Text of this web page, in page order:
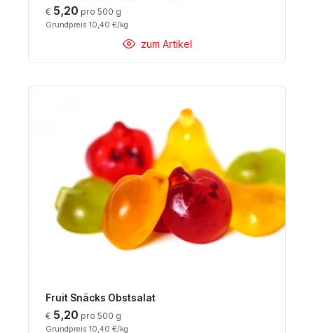
€ 5,20 pro 500 g
Grundpreis 10,40 €/kg
zum Artikel
Fruit Snäcks Obstsalat
€ 5,20 pro 500 g
Grundpreis 10,40 €/kg